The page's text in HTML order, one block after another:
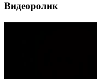
Видеоролик